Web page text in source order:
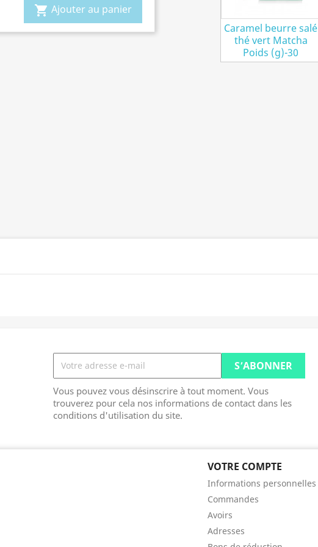
 Ajouter au panier
Caramel beurre salé
thé vert Matcha
Poids (g)-30
Vous pouvez vous désinscrire à tout moment. Vous
trouverez pour cela nos informations de contact dans les
conditions d'utilisation du site.
VOTRE COMPTE
Informations personnelles
Commandes
Avoirs
Adresses